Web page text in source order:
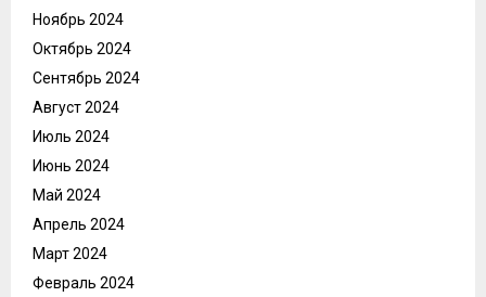
Ноябрь 2024
Октябрь 2024
Сентябрь 2024
Август 2024
Июль 2024
Июнь 2024
Май 2024
Апрель 2024
Март 2024
Февраль 2024